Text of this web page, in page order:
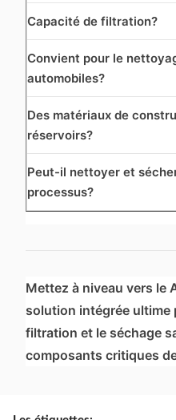
Capacité de filtration?
Convient pour le
automobiles?
Des matériaux de
réservoirs?
Peut-il nettoyer et
processus?
Mettez à niveau vers le
solution intégrée ultime
filtration et le séchage
composants critiques